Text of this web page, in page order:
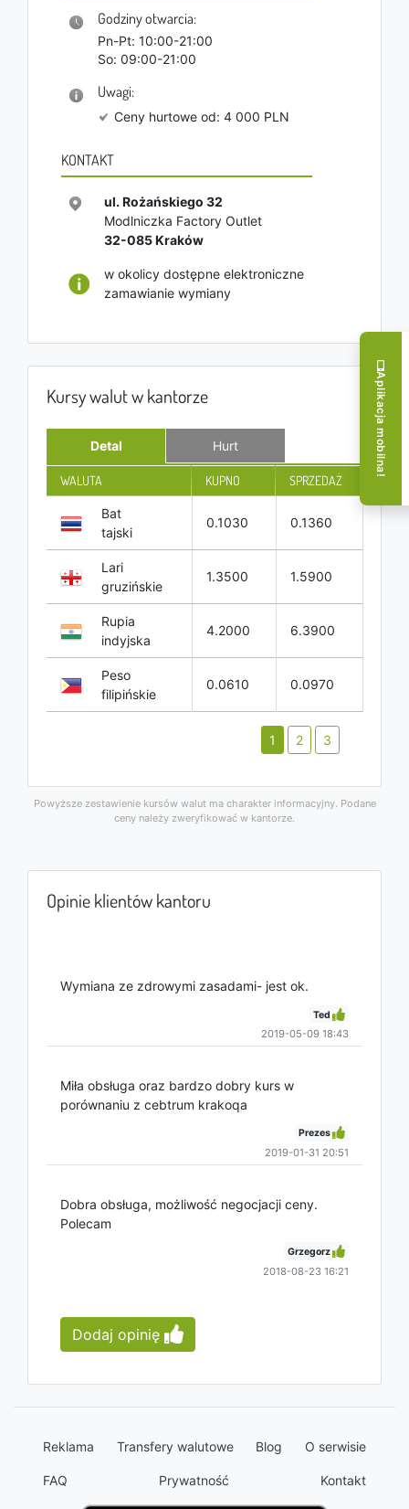
Godziny otwarcia:
Pn-Pt: 10:00-21:00
So: 09:00-21:00
Uwagi:
Ceny hurtowe od: 4 000 PLN
KONTAKT
ul. Rożańskiego 32
Modlniczka Factory Outlet
32-085Kraków
w okolicy dostępne elektroniczne
zamawianie wymiany
Kursy walut w kantorze
Detal Hurt
WALUTA KUPNO SPRZEDAŻ
Bat
tajski
0.1030 0.1360
Lari
gruzińskie
1.3500 1.5900
Rupia
indyjska
4.2000 6.3900
Peso
filipińskie
0.0610 0.0970
1 2 3
Powyższe zestawienie kursów walut ma charakter informacyjny. Podane
ceny należy zweryfikować w kantorze.
Opinie klientów kantoru
Wymiana ze zdrowymi zasadami- jest ok.
Ted
2019-05-09 18:43
Miła obsługa oraz bardzo dobry kurs w
porównaniu z cebtrum krakoqa
Prezes
2019-01-31 20:51
Dobra obsługa, możliwość negocjacji ceny.
Polecam
Grzegorz
2018-08-23 16:21
Dodaj opinię
Reklama Transfery walutowe Blog O serwisie
FAQ Prywatność Kontakt
Aplikacja mobilna!